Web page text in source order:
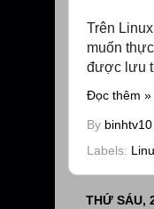
Trên
muốn
được lưu
Đọc thêm »
By binhtv10
Labels:
THỨ SÁU,